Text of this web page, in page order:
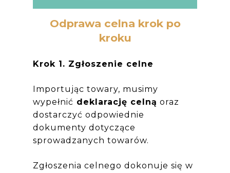
Odprawa celna krok po
kroku
Krok 1. Zgłoszenie celne
Importując towary, musimy
wypełnić deklarację celną oraz
dostarczyć odpowiednie
dokumenty dotyczące
sprowadzanych towarów.
Zgłoszenia celnego dokonuje się w